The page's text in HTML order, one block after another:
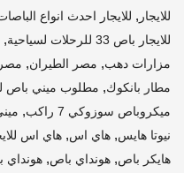
للايجار , للايجار احدث انواع
للايجار باص 33 للرحلات لسياحية ,
مزارات دهب, مصر الطيران,
مطار بانكوك, مطلوب ميني باص
ميكروباص سوزوكي 7 راكب , مينى
نيوتا هايس, هاي اس, هاي اس
هايكر باص, هونداي باص, هونداي